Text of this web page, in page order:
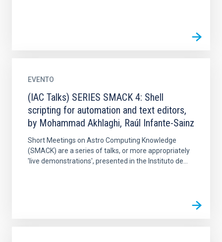
EVENTO
(IAC Talks) SERIES SMACK 4: Shell
scripting for automation and text editors,
by Mohammad Akhlaghi, Raúl Infante-Sainz
Short Meetings on Astro Computing Knowledge
(SMACK) are a series of talks, or more appropriately
'live demonstrations', presented in the Instituto de...